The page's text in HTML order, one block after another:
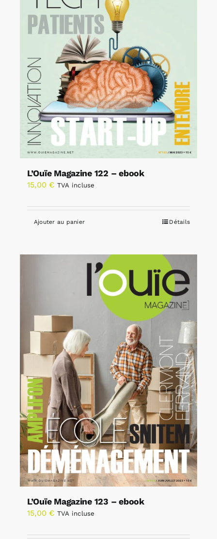
L’Ouïe Magazine 122 – ebook
15,00 € TVA incluse
Ajouter au panier Détails
L’Ouïe Magazine 123 – ebook
15,00 € TVA incluse